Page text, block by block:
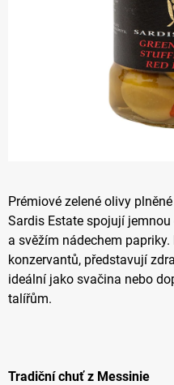
Prémiové zelené olivy
Sardis Estate spojují
a svěžím nádechem
konzervantů, představují
ideální jako svačina nebo
talířům.
Tradiční chuť z Messinie